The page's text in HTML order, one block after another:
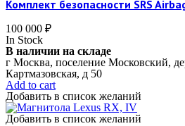
Комплект безопасности SRS
100 000 ₽
In Stock
В наличии на складе
г Москва, поселение Московский,
Картмазовская, д 50
Add to cart
Добавить в список желаний
Добавить в список желаний